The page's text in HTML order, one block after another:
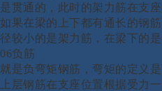
是贯通的，此时的架力筋在支
如果在梁的上下都有通长的钢
径较小的是架力筋，在梁下的是
06负筋
就是负弯矩钢筋，弯矩的定义
上层钢筋在支座位置根据受力